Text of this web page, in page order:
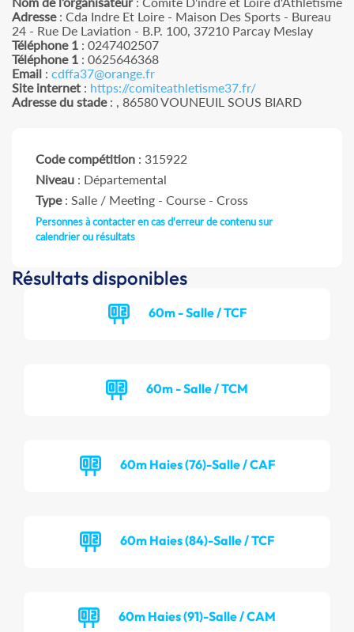
Adresse: Cda Indre Et Loire - Maison Des Sports - Bureau
24 - Rue De Laviation - B.P. 100, 37210 Parcay Meslay
Téléphone 1 : 0247402507
Téléphone 1 : 0625646368
Email : cdffa37@orange.fr
Site internet : https://comiteathletisme37.fr/
Adresse du stade: , 86580 VOUNEUIL SOUS BIARD
Code compétition : 315922
Niveau : Départemental
Type: Salle / Meeting - Course - Cross
Personnes à contacter en cas d'erreur de contenu sur
calendrier ou résultats
Résultats disponibles
60m - Salle / TCF
60m - Salle / TCM
60m Haies (76)-Salle / CAF
60m Haies (84)-Salle / TCF
60m Haies (91)-Salle / CAM